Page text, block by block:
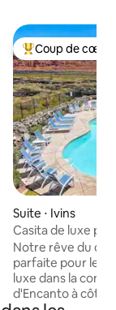
sur la
Coups de cœur
Coup de cœur
Suite ⋅ Ivins
Casita de luxe
Notre rêve du
parfaite pour les couples.
luxe dans la
d'Encanto à côté